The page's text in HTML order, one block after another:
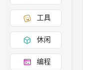
工具
休闲
编程